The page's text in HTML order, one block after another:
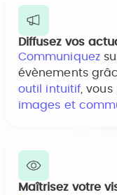
Diffusez vos
Communiquez
évènements
outil intuitif ,
images et
Maîtrisez votre